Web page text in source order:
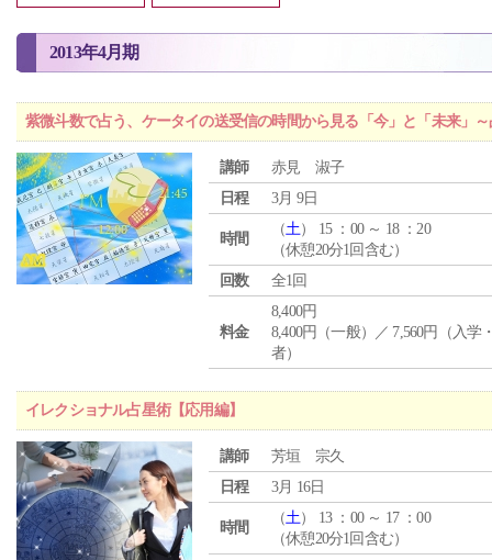
2013年4月期
紫微斗数で占う、ケータイの送受信の時間から見る「今」と「未来」
講師
赤見 淑子
日程
3月 9日
時間
（土） 15 ：00 ～ 18 ：20
（休憩20分1回含む）
回数
全1回
料金
8,400円
8,400円（一般）／ 7,560円（入学
者）
イレクショナル占星術【応用編】
講師
芳垣 宗久
日程
3月 16日
時間
（土） 13 ：00 ～ 17 ：00
（休憩20分1回含む）